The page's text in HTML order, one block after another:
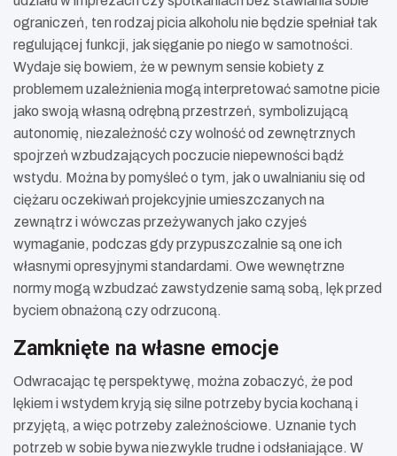
ograniczeń, ten rodzaj picia alkoholu nie będzie spełniał tak
regulującej funkcji, jak sięganie po niego w samotności.
Wydaje się bowiem, że w pewnym sensie kobiety z
problemem uzależnienia mogą interpretować samotne picie
jako swoją własną odrębną przestrzeń, symbolizującą
autonomię, niezależność czy wolność od zewnętrznych
spojrzeń wzbudzających poczucie niepewności bądź
wstydu. Można by pomyśleć o tym, jak o uwalnianiu się od
ciężaru oczekiwań projekcyjnie umieszczanych na
zewnątrz i wówczas przeżywanych jako czyjeś
wymaganie, podczas gdy przypuszczalnie są one ich
własnymi opresyjnymi standardami. Owe wewnętrzne
normy mogą wzbudzać zawstydzenie samą sobą, lęk przed
byciem obnażoną czy odrzuconą.
Zamknięte na własne emocje
Odwracając tę perspektywę, można zobaczyć, że pod
lękiem i wstydem kryją się silne potrzeby bycia kochaną i
przyjętą, a więc potrzeby zależnościowe. Uznanie tych
potrzeb w sobie bywa niezwykle trudne i odsłaniające. W